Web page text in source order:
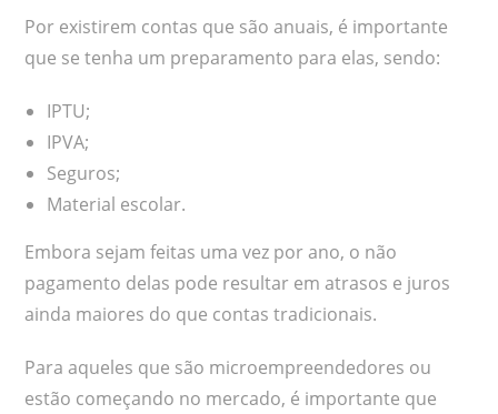
Por existirem contas que são anuais, é importante
que se tenha um preparamento para elas, sendo:
IPTU;
IPVA;
Seguros;
Material escolar.
Embora sejam feitas uma vez por ano, o não
pagamento delas pode resultar em atrasos e juros
ainda maiores do que contas tradicionais.
Para aqueles que são microempreendedores ou
estão começando no mercado, é importante que